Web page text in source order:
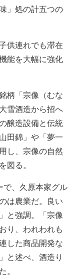
」処の計五つの
供連れでも滞在
能を大幅に強化
柄「宗像（むな
雪酒造から招へ
醸造設備と伝統
田錦」や「夢一
し、宗像の自然
図る。
、久原本家グル
は農業だ。良い
と強調。「宗像
り、われわれも
した商品開発な
と述べ、酒造り
。